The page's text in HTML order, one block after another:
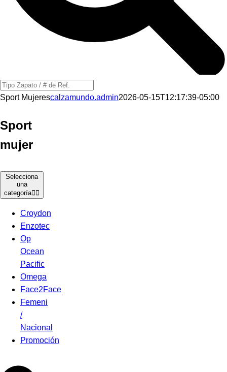
Búsqueda
de
Sport Mujerescalzamundo.admin2026-05-15T12:17:39-05:00
Sport
mujer
Selecciona
una
categoría
Croydon
Enzotec
Op
Ocean
Pacific
Omega
Face2Face
Femeni
/
Nacional
Promoción